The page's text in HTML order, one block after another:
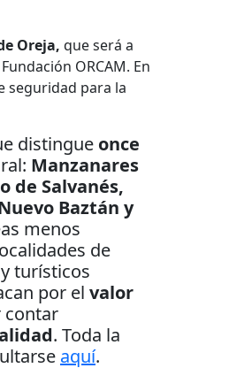
Oreja, que será a
ORCAM. En
seguridad para la
distingue once
Manzanares
de Salvanés,
Baztán y
menos
de
turísticos
por el valor
contar
. Toda la
aquí.